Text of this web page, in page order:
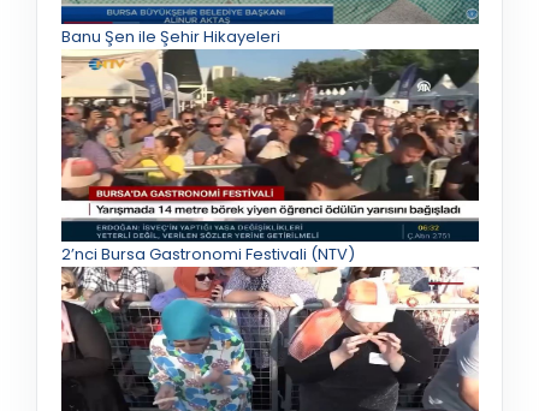
Banu Şen ile Şehir Hikayeleri
2’nci Bursa Gastronomi Festivali (NTV)